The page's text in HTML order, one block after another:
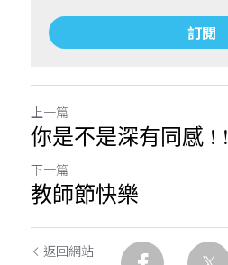
訂閱
上一篇
你是不是深有同感 ! !
下一篇
教師節快樂
返回網站